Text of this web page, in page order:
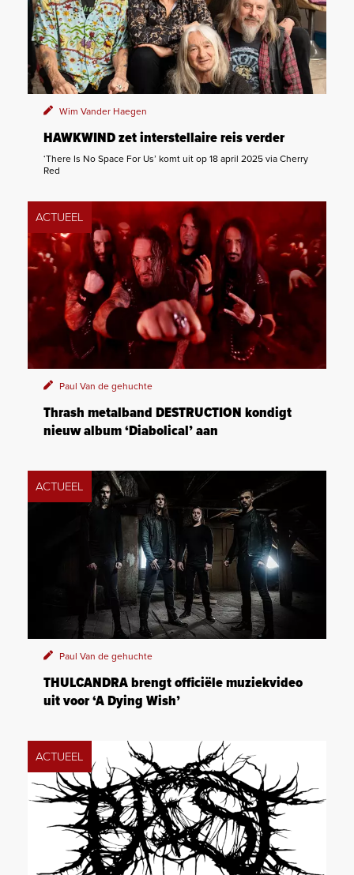
Wim Vander Haegen
HAWKWIND zet interstellaire reis verder
‘There Is No Space For Us’ komt uit op 18 april 2025 via Cherry
Red
ACTUEEL
Paul Van de gehuchte
Thrash metalband DESTRUCTION kondigt
nieuw album ‘Diabolical’ aan
ACTUEEL
Paul Van de gehuchte
THULCANDRA brengt officiële muziekvideo
uit voor ‘A Dying Wish’
ACTUEEL